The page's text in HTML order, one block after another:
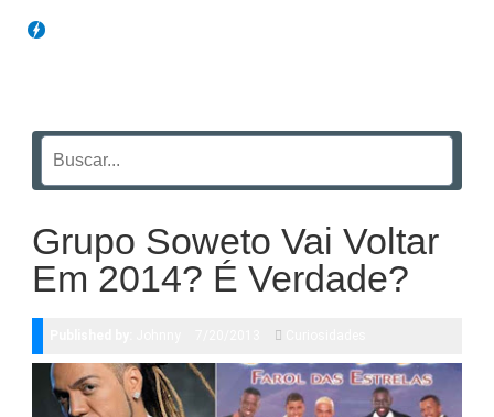
Grupo Soweto Vai Voltar
Em 2014? É Verdade?